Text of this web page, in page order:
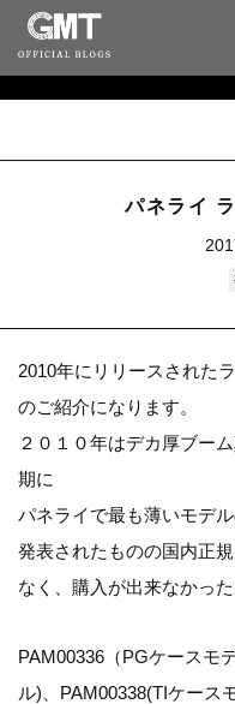
パネライ
2010年にリリースされた
のご紹介になります。
２０１０年はデカ厚ブー
期に
パネライで最も薄いモデル
発表されたものの国内正
なく、購入が出来なかった
PAM00336（PGケースモ
ル)、PAM00338(TIケース